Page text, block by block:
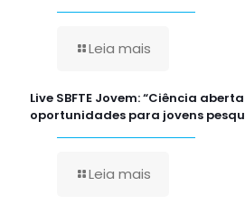
Leia mais
Live SBFTE Jovem: “Ciência
oportunidades para jovens
Leia mais